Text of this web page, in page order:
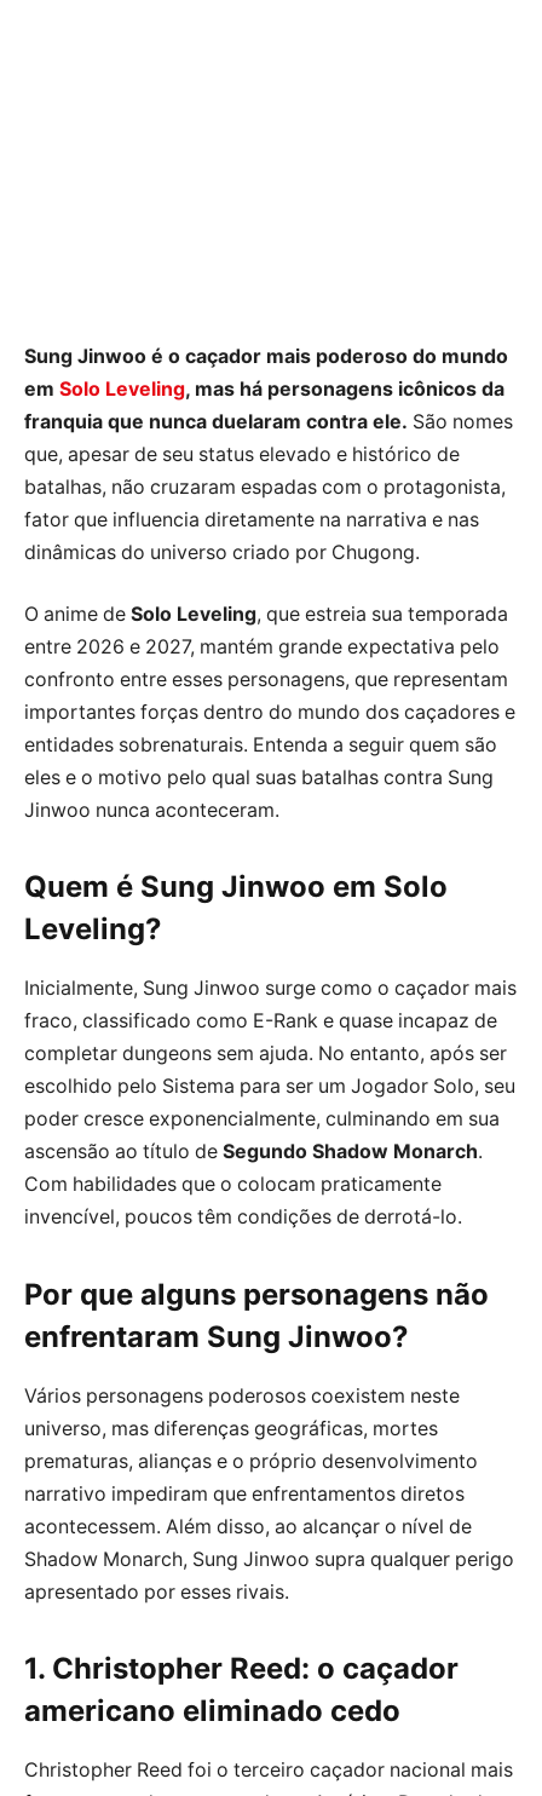
Sung Jinwoo é o caçador mais poderoso do mundo
em Solo Leveling, mas há personagens icônicos da
franquia que nunca duelaram contra ele. São nomes
que, apesar de seu status elevado e histórico de
batalhas, não cruzaram espadas com o protagonista,
fator que influencia diretamente na narrativa e nas
dinâmicas do universo criado por Chugong.
O anime de Solo Leveling, que estreia sua temporada
entre 2026 e 2027, mantém grande expectativa pelo
confronto entre esses personagens, que representam
importantes forças dentro do mundo dos caçadores e
entidades sobrenaturais. Entenda a seguir quem são
eles e o motivo pelo qual suas batalhas contra Sung
Jinwoo nunca aconteceram.
Quem é Sung Jinwoo em Solo
Leveling?
Inicialmente, Sung Jinwoo surge como o caçador mais
fraco, classificado como E-Rank e quase incapaz de
completar dungeons sem ajuda. No entanto, após ser
escolhido pelo Sistema para ser um Jogador Solo, seu
poder cresce exponencialmente, culminando em sua
ascensão ao título de Segundo Shadow Monarch.
Com habilidades que o colocam praticamente
invencível, poucos têm condições de derrotá-lo.
Por que alguns personagens não
enfrentaram Sung Jinwoo?
Vários personagens poderosos coexistem neste
universo, mas diferenças geográficas, mortes
prematuras, alianças e o próprio desenvolvimento
narrativo impediram que enfrentamentos diretos
acontecessem. Além disso, ao alcançar o nível de
Shadow Monarch, Sung Jinwoo supra qualquer perigo
apresentado por esses rivais.
1. Christopher Reed: o caçador
americano eliminado cedo
Christopher Reed foi o terceiro caçador nacional mais